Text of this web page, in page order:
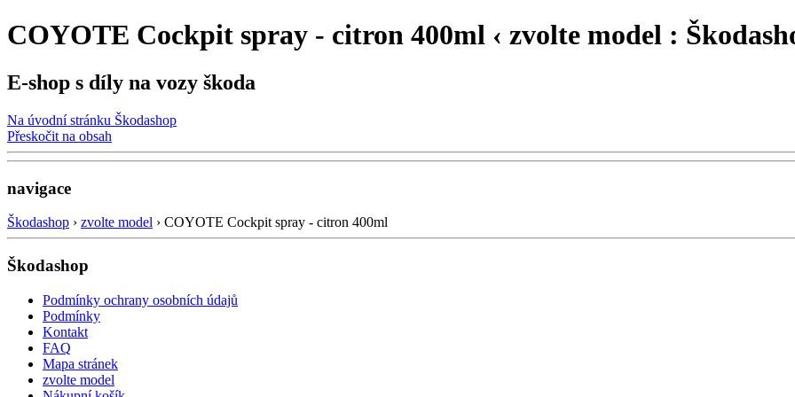
COYOTE Cockpit spray - citron 400ml ‹ zvolte model :
E-shop s díly na vozy škoda
Na úvodní stránku Škodashop
Přeskočit na obsah
navigace
Škodashop › zvolte model › COYOTE Cockpit spray - citron 400ml
Škodashop
Podmínky ochrany osobních údajů
Podmínky
Kontakt
FAQ
Mapa stránek
zvolte model